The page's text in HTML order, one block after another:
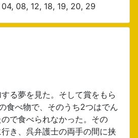
08, 12, 18, 19, 20, 29
る夢を見た。そして賞をもら
食べ物で、そのうち2つはでん
で食べられなかった。その
き、呉弁護士の両手の間に挟